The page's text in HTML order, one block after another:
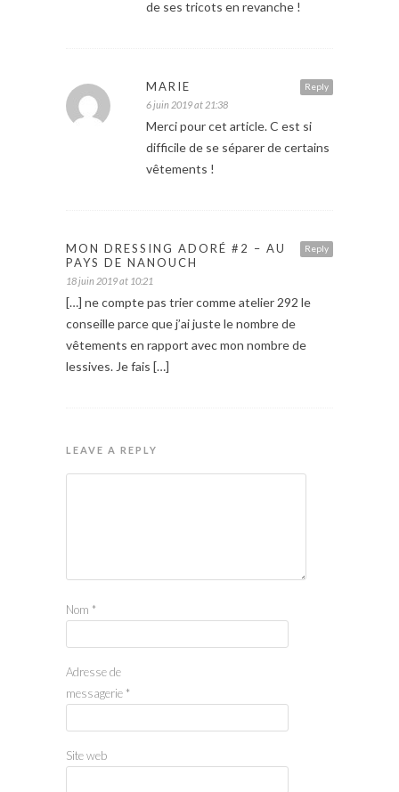
de ses tricots en revanche !
Reply
MARIE
6 juin 2019 at 21:38
Merci pour cet article. C est si
difficile de se séparer de certains
vêtements !
Reply
MON DRESSING ADORÉ #2 – AU
PAYS DE NANOUCH
18 juin 2019 at 10:21
[…] ne compte pas trier comme atelier 292 le
conseille parce que j’ai juste le nombre de
vêtements en rapport avec mon nombre de
lessives. Je fais […]
LEAVE A REPLY
Nom *
Adresse de
messagerie *
Site web